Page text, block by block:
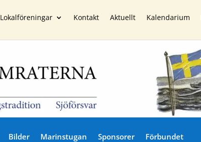
Lokalföreningar Kontakt Aktuellt Kalendarium
Bilder Marinstugan Sponsorer Förbundet